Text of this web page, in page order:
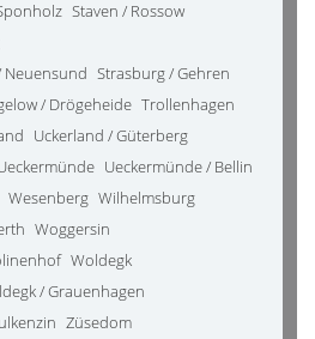
Staven / Rossow
Neuensund Strasburg / Gehren
/ Drögeheide Trollenhagen
Uckerland / Güterberg
Ueckermünde / Bellin
Wesenberg Wilhelmsburg
Woggersin
Woldegk
/ Grauenhagen
Züsedom